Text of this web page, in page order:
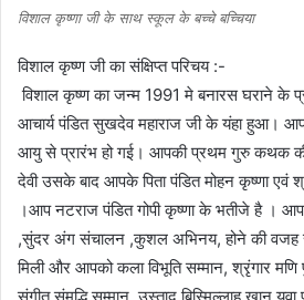
विशाल कृष्णा जी के साथ स्कूल के बच्चे बच्चिया
विशाल कृष्ण जी का संक्षिप्त परिचय :-
विशाल कृष्ण का जन्म 1991 मे बनारस घराने के
आचार्य पंडित सुखदेव महाराज जी के यंहा हुआ।
आयु से प्रारंभ हो गई। आपकी प्रथम गुरु कथक की
देवी उसके बाद आपके पिता पंडित मोहन कृष्णा एवं
।आप नटराज पंडित गोपी कृष्णा के भतीजे है ।
,सुंदर अंग संचालन ,कुशल अभिनय, होने की
मिली और आपको कला विभूति सम्मान, श्रृंगार मणि